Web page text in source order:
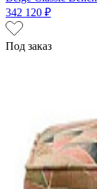
342 120 ₽
Под заказ